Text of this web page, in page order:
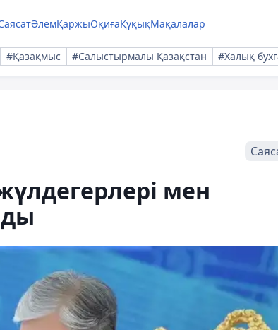
ӘлемҚаржыОқиғаҚұқықМақалалар
#Қазақмыс #Салыстырмалы Қазақстан #Халық
мен